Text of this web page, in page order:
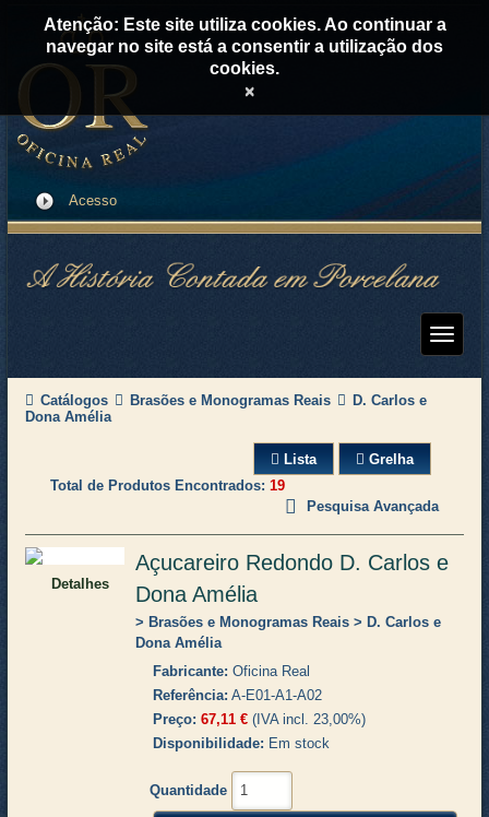
Acesso
Catálogos Brasões e Monogramas Reais
D. Carlos e
Dona Amélia
Lista
Grelha
Total de Produtos Encontrados 19
Pesquisa Avançada
Detalhes
Açucareiro Redondo D. Carlos e
Dona Amélia
Brasões e Monogramas Reais
D. Carlos e
Dona Amélia
Fabricante Oficina Real
Referência A-E01-A1-A02
Preço 67,11 €(IVA incl. 23,00%)
Disponibilidade
Em stock
Quantidade
Atenção: Este site utiliza cookies. Ao continuar a
navegar no site está a consentir a utilização dos
cookies.
×